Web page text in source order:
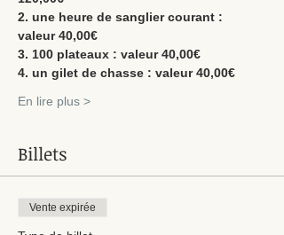
2. une heure de sanglier courant :
En lire plus >
Billets
Vente expirée